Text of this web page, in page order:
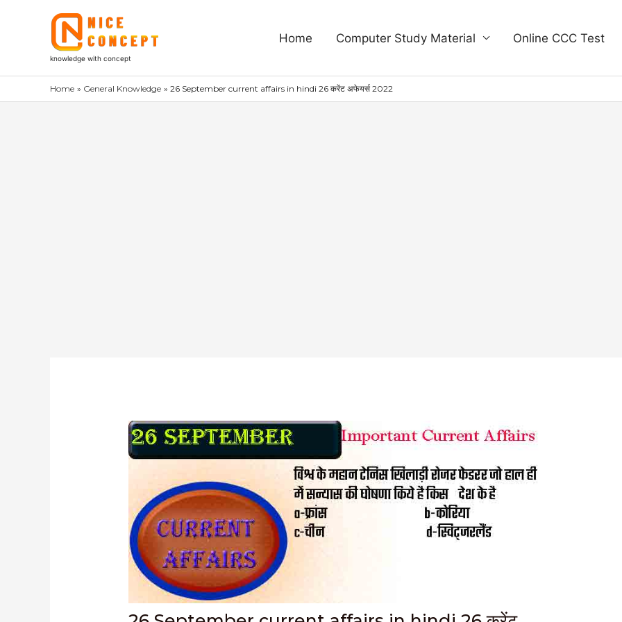
knowledge with concept
Home Computer Study Material Online CCC Test
Home General Knowledge 26 September current affairs in hindi 26 करेंट अफेयर्स 2022